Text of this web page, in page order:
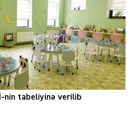
nin tabeliyinə verilib